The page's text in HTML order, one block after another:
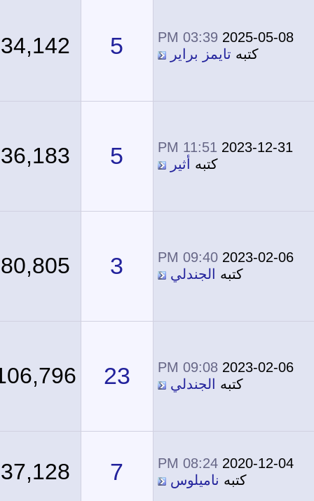
2025-05-08
03:39 PM
كتبهتايمز براير 5
34,142
2023-12-31
11:51 PM
كتبهأثير 5
36,183
2023-02-06
09:40 PM
كتبهالجندلي 3
80,805
2023-02-06
09:08 PM
كتبهالجندلي 23
106,796
2020-12-04
08:24 PM
كتبهناميلوس 7
37,128